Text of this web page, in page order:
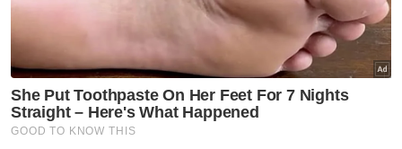
Bekalan telur ayam di Pantai Timur mencukupi -
Bekalan telur ayam cukup sempena Aidilfitri
"Mana-mana individu atau syarikat yang
melanggar undang-undang berkaitannya
boleh dikenakan tindakan di bawah Akta